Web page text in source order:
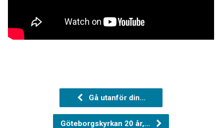
Gå utanför din…
Göteborgskyrkan 20 år,…